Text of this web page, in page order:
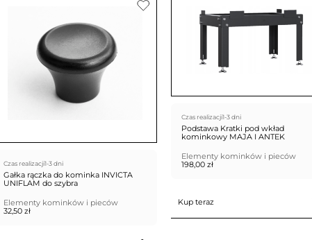
Czas realizacji1-3 dni
Gałka rączka do kominka INVICTA
UNIFLAM do szybra
Elementy kominków i pieców
32,50 zł
Czas realizacji1-3 dni
Podstawa Kratki pod wkład
kominkowy MAJA I ANTEK
Elementy kominków i pieców
198,00 zł
Kup teraz